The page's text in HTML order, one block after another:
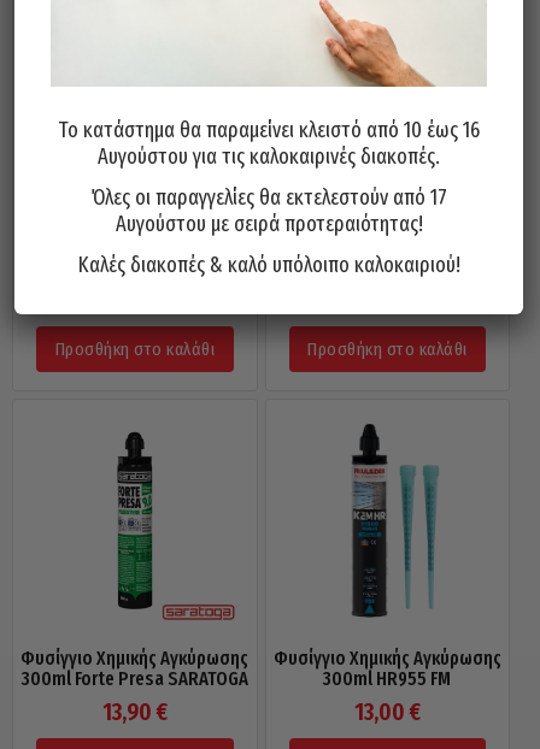
Πλαστικά Δίχτυα Χημικής
15X85
Προσθήκη στο καλάθι
Πλαστικά Δίχτυα Χημικής
15X130
Προσθήκη στο καλάθι
Φυσίγγιο Χημικής Αγκύρωσης
300ml Forte Presa SARATOGA
13,90 €
Φυσίγγιο Χημικής Αγκύρωσης
300ml HR955 FM
13,00 €
Το κατάστημα θα παραμείνει κλειστό από 10 έως 16
Αυγούστου για τις καλοκαιρινές διακοπές.
Όλες οι παραγγελίες θα εκτελεστούν από 17
Αυγούστου με σειρά προτεραιότητας!
Καλές διακοπές & καλό υπόλοιπο καλοκαιριού!